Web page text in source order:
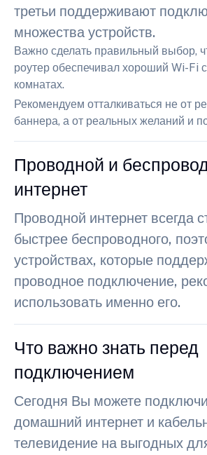
третьи поддерживают
множества устройств.
Важно сделать правильный выбор,
роутер обеспечивал хороший Wi-Fi
комнатах.
Рекомендуем отталкиваться не от
баннера, а от реальных желаний и
Проводной и
интернет
Проводной интернет всегда
быстрее беспроводного,
устройствах, которые
проводное подключение,
использовать именно его.
Что важно знать перед
подключением
Сегодня Вы можете
домашний интернет и
телевидение на выгодных